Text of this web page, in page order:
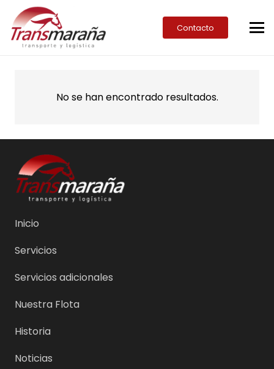
Contacto
No se han encontrado resultados.
Inicio
Servicios
Servicios adicionales
Nuestra Flota
Historia
Noticias